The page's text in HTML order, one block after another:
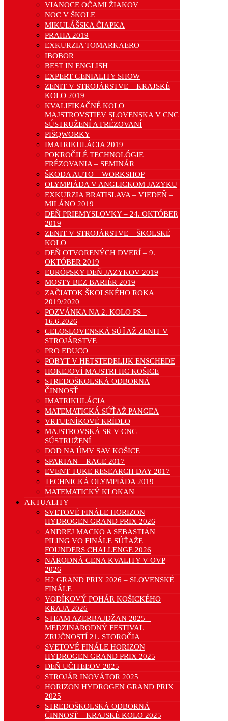
VIANOCE OČAMI ŽIAKOV
NOC V ŠKOLE
MIKULÁŠSKA ČIAPKA
PRAHA 2019
EXKURZIA TOMARKAERO
IBOBOR
BEST IN ENGLISH
EXPERT GENIALITY SHOW
ZENIT V STROJÁRSTVE – KRAJSKÉ
KOLO 2019
KVALIFIKAČNÉ KOLO
MAJSTROVSTIEV SLOVENSKA V CNC
SÚSTRUŽENÍ A FRÉZOVANÍ
PIŠQWORKY
IMATRIKULÁCIA 2019
POKROČILÉ TECHNOLÓGIE
FRÉZOVANIA – SEMINÁR
ŠKODA AUTO – WORKSHOP
OLYMPIÁDA V ANGLICKOM JAZYKU
EXKURZIA BRATISLAVA – VIEDEŇ –
MILÁNO 2019
DEŇ PRIEMYSLOVKY – 24. OKTÓBER
2019
ZENIT V STROJÁRSTVE – ŠKOLSKÉ
KOLO
DEŇ OTVORENÝCH DVERÍ – 9.
OKTÓBER 2019
EURÓPSKY DEŇ JAZYKOV 2019
MOSTY BEZ BARIÉR 2019
ZAČIATOK ŠKOLSKÉHO ROKA
2019/2020
POZVÁNKA NA 2. KOLO PS –
16.6.2026
CELOSLOVENSKÁ SÚŤAŽ ZENIT V
STROJÁRSTVE
PRO EDUCO
POBYT V HETSTEDELIJK ENSCHEDE
HOKEJOVÍ MAJSTRI HC KOŠICE
STREDOŠKOLSKÁ ODBORNÁ
ČINNOSŤ
IMATRIKULÁCIA
MATEMATICKÁ SÚŤAŽ PANGEA
VRTUĽNÍKOVÉ KRÍDLO
MAJSTROVSKÁ SR V CNC
SÚSTRUŽENÍ
DOD NA ÚMV SAV KOŠICE
SPARTAN – RACE 2017
EVENT TUKE RESEARCH DAY 2017
TECHNICKÁ OLYMPIÁDA 2019
MATEMATICKÝ KLOKAN
AKTUALITY
SVETOVÉ FINÁLE HORIZON
HYDROGEN GRAND PRIX 2026
ANDREJ MACKO A SEBASTIÁN
PILING VO FINÁLE SÚŤAŽE
FOUNDERS CHALLENGE 2026
NÁRODNÁ CENA KVALITY V OVP
2026
H2 GRAND PRIX 2026 – SLOVENSKÉ
FINÁLE
VODÍKOVÝ POHÁR KOŠICKÉHO
KRAJA 2026
STEAM AZERBAJDŽAN 2025 –
MEDZINÁRODNÝ FESTIVAL
ZRUČNOSTÍ 21. STOROČIA
SVETOVÉ FINÁLE HORIZON
HYDROGEN GRAND PRIX 2025
DEŇ UČITEĽOV 2025
STROJÁR INOVÁTOR 2025
HORIZON HYDROGEN GRAND PRIX
2025
STREDOŠKOLSKÁ ODBORNÁ
ČINNOSŤ – KRAJSKÉ KOLO 2025